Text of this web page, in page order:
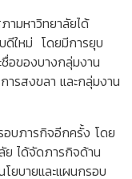
ามหาวิทยาลัยได้
ดีใหม่ โดยมีการยุบ
อของบางกลุ่มงาน
ารสงขลา และกลุ่มงาน
อบภารกิจอีกครั้ง โดย
ได้จัดภารกิจด้าน
ยบายและแผนกรอบ